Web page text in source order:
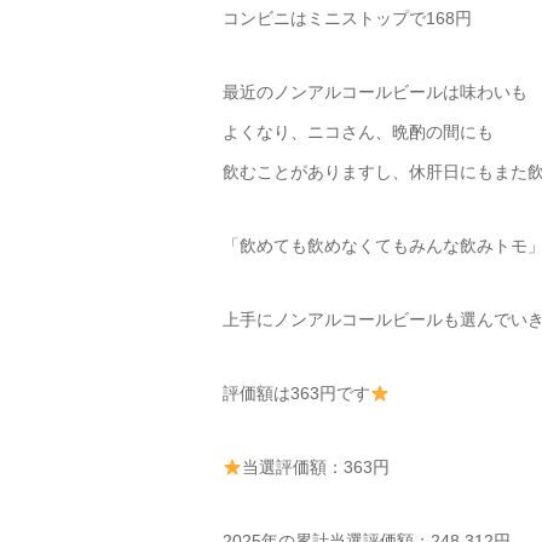
コンビニはミニストップで168円
最近のノンアルコールビールは味わいも
よくなり、ニコさん、晩酌の間にも
飲むことがありますし、休肝日にもまた
「飲めても飲めなくてもみんな飲みトモ」
上手にノンアルコールビールも選んでい
評価額は363円です
当選評価額：363円